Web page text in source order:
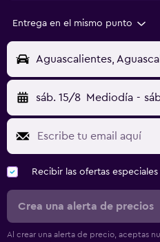
Entrega en el mismo punto
Aguascalientes,
sáb. 15/8 Mediodía -
Recibir las ofertas
Crea una alerta de precios
Al crear una alerta de precio, aceptas